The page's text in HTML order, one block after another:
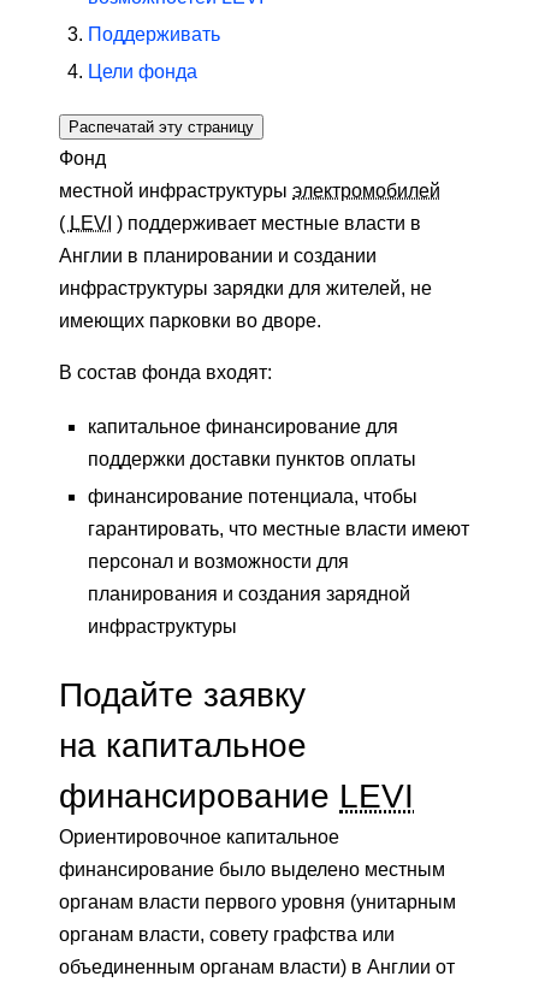
Поддерживать
Цели фонда
Распечатай эту страницу
Фонд
местной инфраструктуры электромобилей
( LEVI ) поддерживает местные власти в
Англии в планировании и создании
инфраструктуры зарядки для жителей, не
имеющих парковки во дворе.
В состав фонда входят:
капитальное финансирование для
поддержки доставки пунктов оплаты
финансирование потенциала, чтобы
гарантировать, что местные власти имеют
персонал и возможности для
планирования и создания зарядной
инфраструктуры
Подайте заявку
на капитальное
финансирование LEVI
Ориентировочное капитальное
финансирование было выделено местным
органам власти первого уровня (унитарным
органам власти, совету графства или
объединенным органам власти) в Англии от